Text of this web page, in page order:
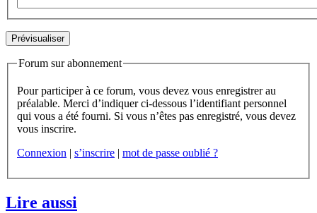
Forum sur abonnement
Pour participer à ce forum, vous devez vous enregistrer au
préalable. Merci d’indiquer ci-dessous l’identifiant personnel
qui vous a été fourni. Si vous n’êtes pas enregistré, vous devez
vous inscrire.
Connexion | s’inscrire | mot de passe oublié ?
Lire aussi